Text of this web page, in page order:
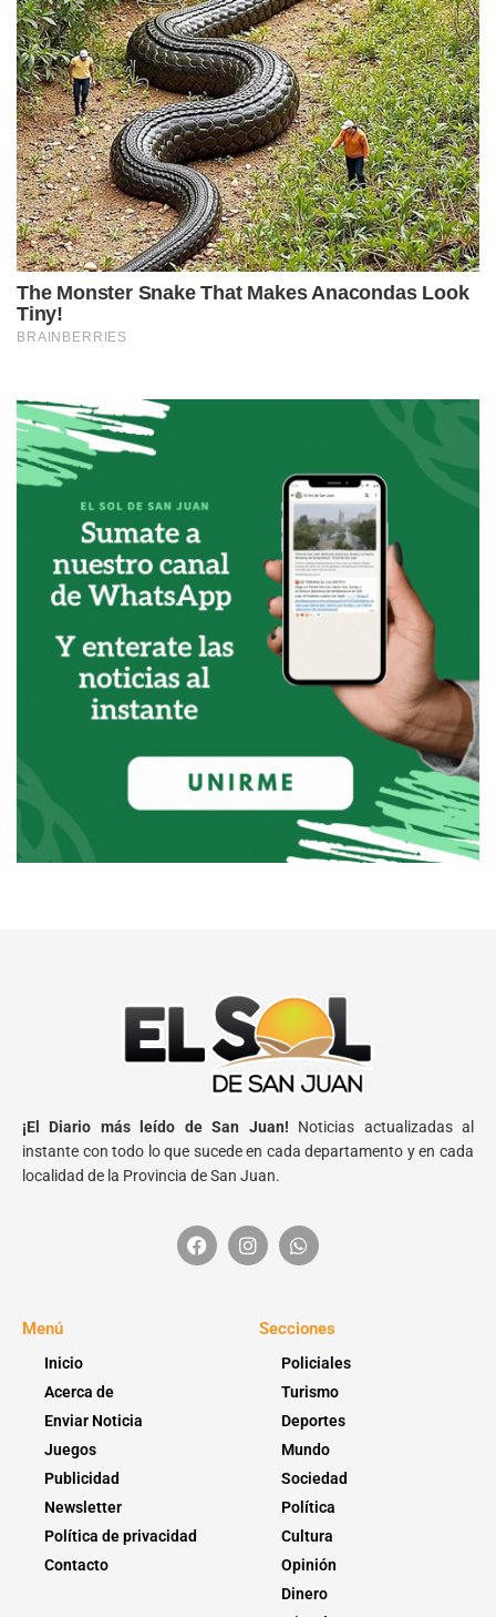
¡El Diario más leído de San Juan! Noticias actualizadas al
instante con todo lo que sucede en cada departamento y en cada
localidad de la Provincia de San Juan.
Menú
Inicio
Acerca de
Enviar Noticia
Juegos
Publicidad
Newsletter
Política de privacidad
Contacto
Secciones
Policiales
Turismo
Deportes
Mundo
Sociedad
Política
Cultura
Opinión
Dinero